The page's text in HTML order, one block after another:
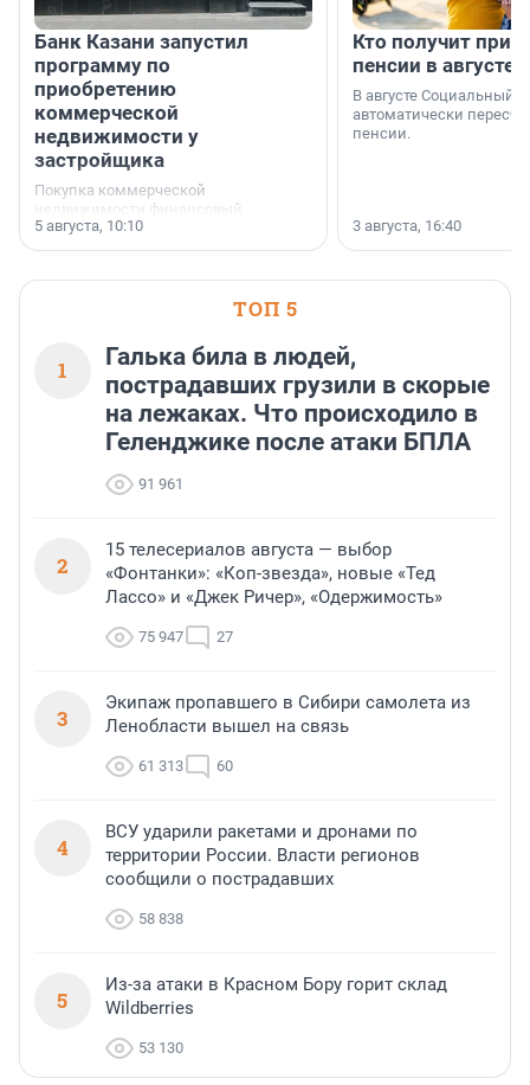
Банк Казани запустил
программу по
приобретению
коммерческой
недвижимости у
застройщика
Покупка коммерческой
недвижимости финансовый
инструмент, доступный для многих
предпринимателей. Будь то новый
или готовый арендный бизнес —
успех сделки зависит от правильного
5 августа, 10:10
Кто получит
пенсии в августе
В августе Социальный
автоматически
пенсии.
3 августа, 16:40
ТОП 5
1
Галька била в людей,
пострадавших грузили в скорые
на лежаках. Что происходило в
Геленджике после атаки БПЛА
91 961
2
15 телесериалов августа — выбор
«Фонтанки»: «Коп-звезда», новые «Тед
Лассо» и «Джек Ричер», «Одержимость»
75 947 27
3
Экипаж пропавшего в Сибири самолета из
Ленобласти вышел на связь
61 313 60
4
ВСУ ударили ракетами и дронами по
территории России. Власти регионов
сообщили о пострадавших
58 838
5
Из-за атаки в Красном Бору горит склад
Wildberries
53 130